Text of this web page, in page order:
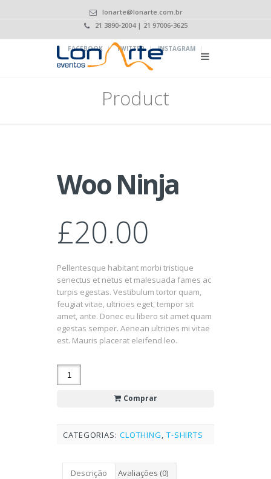
lonarte@lonarte.com.br
21 3890-2004 | 21 97006-3625
FACEBOOK | TWITTER | INSTAGRAM |
Product
Woo Ninja
£20.00
Pellentesque habitant morbi tristique
senectus et netus et malesuada fames ac
turpis egestas. Vestibulum tortor quam,
feugiat vitae, ultricies eget, tempor sit
amet, ante. Donec eu libero sit amet quam
egestas semper. Aenean ultricies mi vitae
est. Mauris placerat eleifend leo.
Comprar
CATEGORIAS: CLOTHING, T-SHIRTS
Descrição Avaliações (0)